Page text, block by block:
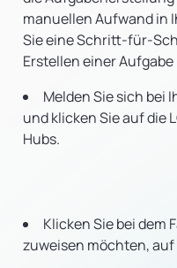
manuellen Aufwand in
Sie eine Schritt-für-
Erstellen einer
Melden Sie sich bei
und klicken Sie auf die
Hubs.
Klicken Sie bei dem
zuweisen möchten, auf